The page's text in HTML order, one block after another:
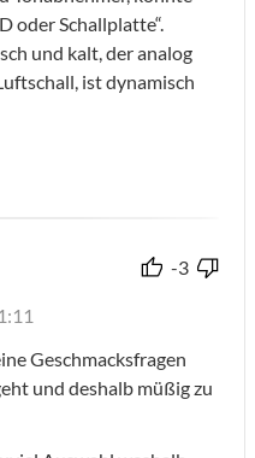
oder Schallplatte“.
und kalt, der analog
ist dynamisch
-3
Geschmacksfragen
und deshalb müßig zu